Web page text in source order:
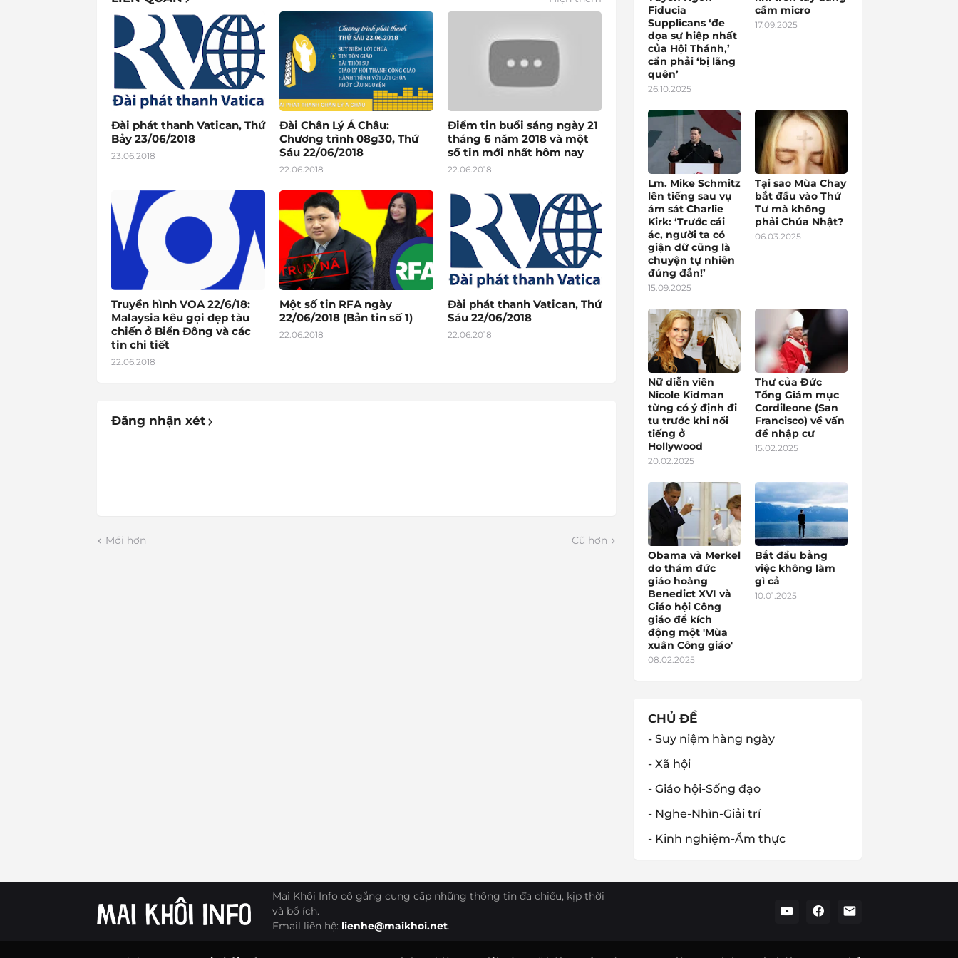
Đài phát thanh Vatican, Thứ
Bảy 23/06/2018
23.06.2018
Đài Chân Lý Á Châu:
Chương trình 08g30, Thứ
Sáu 22/06/2018
22.06.2018
Điểm tin buổi sáng ngày 21
tháng 6 năm 2018 và một
số tin mới nhất hôm nay
22.06.2018
Truyền hình VOA 22/6/18:
Malaysia kêu gọi dẹp tàu
chiến ở Biển Đông và các
tin chi tiết
22.06.2018
Một số tin RFA ngày
22/06/2018 (Bản tin số 1)
22.06.2018
Đài phát thanh Vatican, Thứ
Sáu 22/06/2018
22.06.2018
Đăng nhận xét
Mới hơn Cũ hơn
Fiducia
Supplicans ‘đe
dọa sự hiệp nhất
của Hội Thánh,’
cần phải ‘bị lãng
quên’
26.10.2025
cầm micro
17.09.2025
Lm. Mike Schmitz
lên tiếng sau vụ
ám sát Charlie
Kirk: ‘Trước cái
ác, người ta có
giận dữ cũng là
chuyện tự nhiên
đúng đắn!’
15.09.2025
Tại sao Mùa Chay
bắt đầu vào Thứ
Tư mà không
phải Chúa Nhật?
06.03.2025
Nữ diễn viên
Nicole Kidman
từng có ý định đi
tu trước khi nổi
tiếng ở
Hollywood
20.02.2025
Thư của Đức
Tổng Giám mục
Cordileone (San
Francisco) về vấn
đề nhập cư
15.02.2025
Obama và Merkel
do thám đức
giáo hoàng
Benedict XVI và
Giáo hội Công
giáo để kích
động một 'Mùa
xuân Công giáo'
08.02.2025
Bắt đầu bằng
việc không làm
gì cả
10.01.2025
CHỦ ĐỀ
- Suy niệm hàng ngày
- Xã hội
- Giáo hội-Sống đạo
- Nghe-Nhìn-Giải trí
- Kinh nghiệm-Ẩm thực
Mai Khôi Info cố gắng cung cấp những thông tin đa chiều, kịp thời
và bổ ích.
Email liên hệ: lienhe@maikhoi.net.